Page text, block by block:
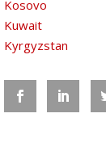
Kosovo
Kuwait
Kyrgyzstan